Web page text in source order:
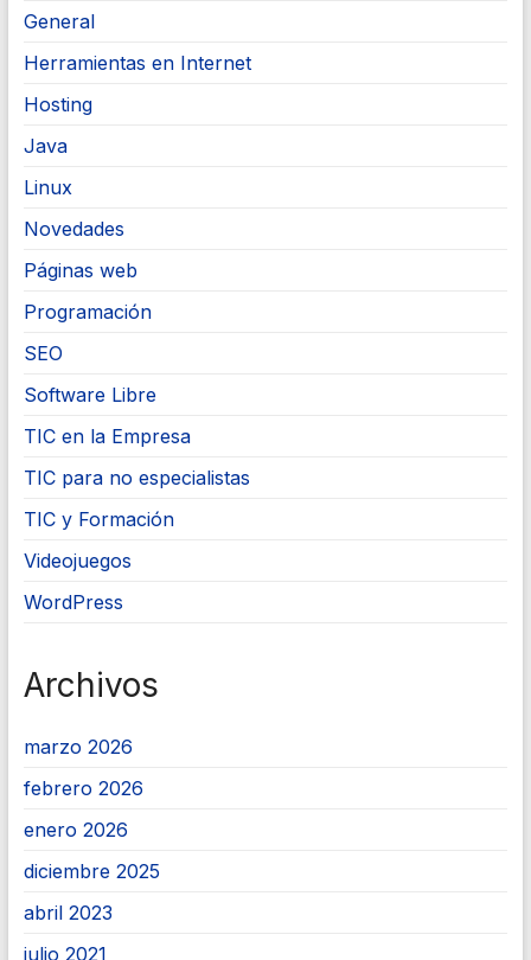
General
Herramientas en Internet
Hosting
Java
Linux
Novedades
Páginas web
Programación
SEO
Software Libre
TIC en la Empresa
TIC para no especialistas
TIC y Formación
Videojuegos
WordPress
Archivos
marzo 2026
febrero 2026
enero 2026
diciembre 2025
abril 2023
julio 2021